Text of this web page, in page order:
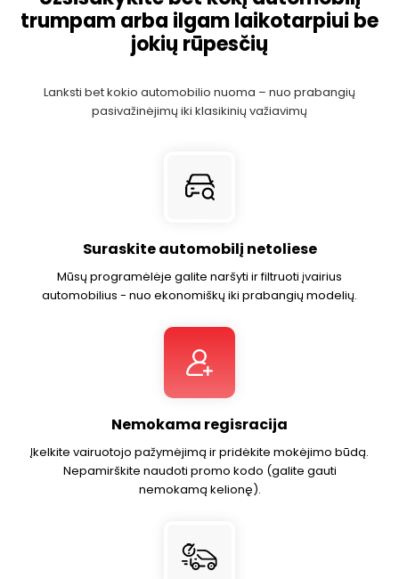
trumpam arba ilgam laikotarpiui be
jokių rūpesčių
Lanksti bet kokio automobilio nuoma – nuo ​​prabangių
pasivažinėjimų iki klasikinių važiavimų
Suraskite automobilį netoliese
Mūsų programėlėje galite naršyti ir filtruoti įvairius
automobilius - nuo ekonomiškų iki prabangių modelių.
Nemokama regisracija
Įkelkite vairuotojo pažymėjimą ir pridėkite mokėjimo būdą.
Nepamirškite naudoti promo kodo (galite gauti
nemokamą kelionę).